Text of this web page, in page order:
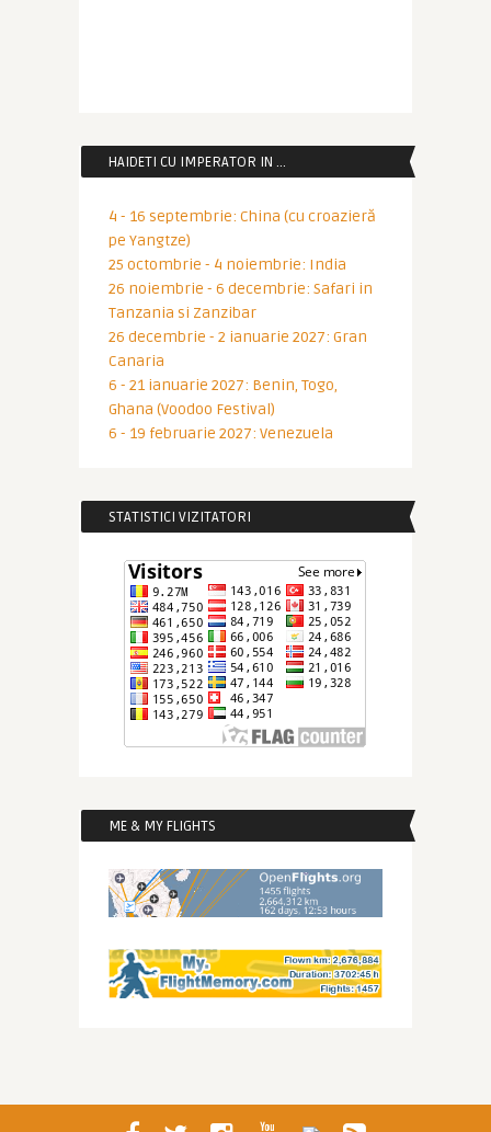
HAIDETI CU IMPERATOR IN …
4 - 16 septembrie: China (cu croazieră
pe Yangtze)
25 octombrie - 4 noiembrie: India
26 noiembrie - 6 decembrie: Safari in
Tanzania si Zanzibar
26 decembrie - 2 ianuarie 2027: Gran
Canaria
6 - 21 ianuarie 2027: Benin, Togo,
Ghana (Voodoo Festival)
6 - 19 februarie 2027: Venezuela
STATISTICI VIZITATORI
ME & MY FLIGHTS